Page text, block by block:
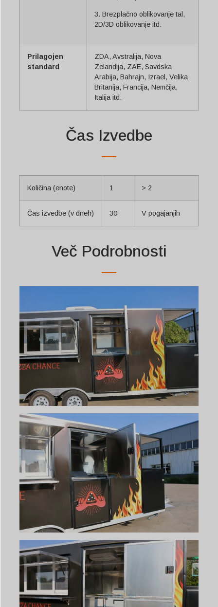
3. Brezplačno oblikovanje tal,
2D/3D oblikovanje itd.
Prilagojen
standard
ZDA, Avstralija, Nova
Zelandija, ZAE, Savdska
Arabija, Bahrajn, Izrael, Velika
Britanija, Francija, Nemčija,
Italija itd.
Čas Izvedbe
Količina (enote) 1 > 2
Čas izvedbe (v dneh) 30 V pogajanjih
Več Podrobnosti